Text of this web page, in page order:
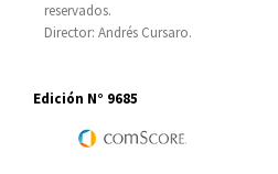
reservados.
Director: Andrés Cursaro.
Edición N° 9685